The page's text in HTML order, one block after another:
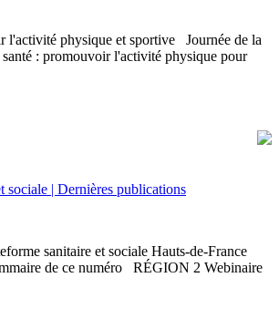
physique et sportive Journée de la
: promouvoir l'activité physique pour
sociale | Dernières publications
sanitaire et sociale Hauts-de-France
de ce numéro RÉGION 2 Webinaire